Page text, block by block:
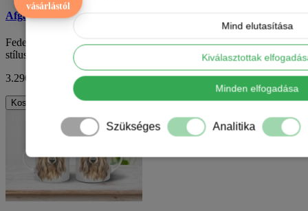
Afgán agár mintás bögre
Fedezd fel az új kedvenc reggeli társadat: a különleges rajzfilm
stílusú afgán agár mintás bögrét, a..
3.290 Ft
ÁFA nélkül: 2.591 Ft
Kosárba
vásárlástól
Mind elutasítása
Kiválasztottak
Minden elfogadása
Szükséges Analitika